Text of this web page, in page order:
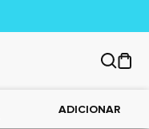
ADICIONAR